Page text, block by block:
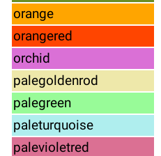
orange
orangered
orchid
palegoldenrod
palegreen
paleturquoise
palevioletred